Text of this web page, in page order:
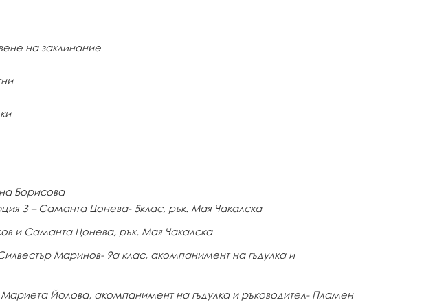
на заклинание
Борисова
З – Саманта Цонева- 5клас, рък. Мая Чакалска
и Саманта Цонева, рък. Мая Чакалска
Маринов- 9а клас, акомпанимент на гъдулка и
Йолова, акомпанимент на гъдулка и ръководител- Пламен